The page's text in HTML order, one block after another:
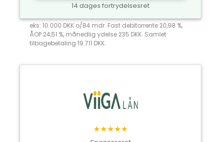
14 dages fortrydelsesret
eks: 10.000 DKK o/84 mdr. Fast debitorrente 20,98 %,
ÅOP 24,51 %, månedlig ydelse 235 DKK. Samlet
tilbagebetaling 19.711 DKK.
★★★★★